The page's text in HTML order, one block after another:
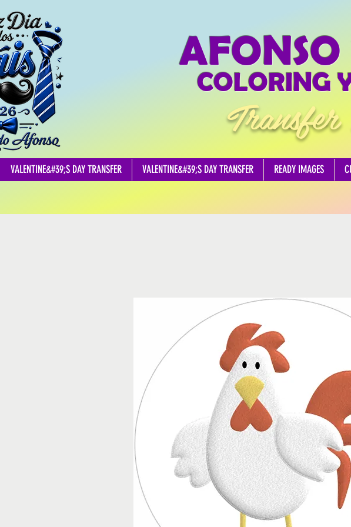
AFONSO
COLORING
Transfer
VALENTINE&#39;S DAY TRANSFER VALENTINE&#39;S DAY TRANSFER READY IMAGES